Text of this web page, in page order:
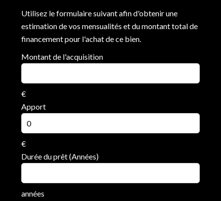
Utilisez le formulaire suivant afin d'obtenir une
estimation de vos mensualités et du montant total de
financement pour l'achat de ce bien.
Montant de l'acquisition
€
Apport
€
Durée du prêt (Années)
années